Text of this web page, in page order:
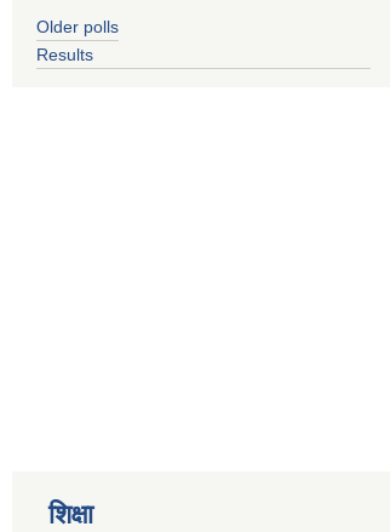
Older polls
Results
शिक्षा